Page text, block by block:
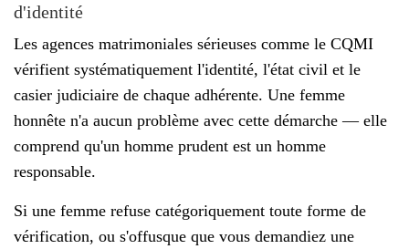
d'identité
Les agences matrimoniales sérieuses comme le CQMI
vérifient systématiquement l'identité, l'état civil et le
casier judiciaire de chaque adhérente. Une femme
honnête n'a aucun problème avec cette démarche — elle
comprend qu'un homme prudent est un homme
responsable.
Si une femme refuse catégoriquement toute forme de
vérification, ou s'offusque que vous demandiez une